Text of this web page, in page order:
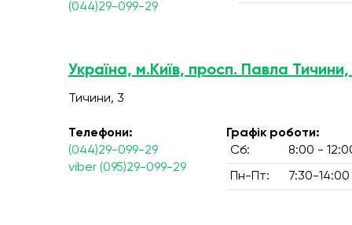
(044)29-099-29
Україна, м.Київ, просп. Павла Тичини,
Тичини, 3
Телефони:
(044)29-099-29
viber (095)29-099-29
Графік роботи:
Сб:
8:00 -
Пн-Пт: 7:30-14:00